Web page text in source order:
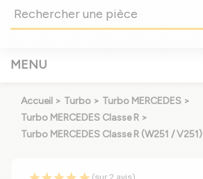
MENU
Accueil > Turbo > Turbo MERCEDES >
Turbo MERCEDES Classe R >
Turbo MERCEDES Classe R (W251 / V251)